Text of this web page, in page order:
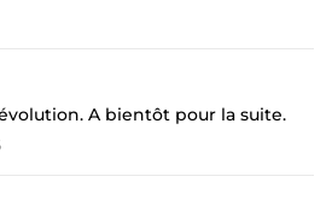
A bientôt pour la suite.